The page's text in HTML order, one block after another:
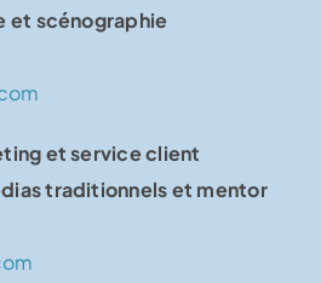
et scénographie
et service client
traditionnels et mentor